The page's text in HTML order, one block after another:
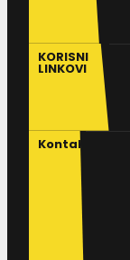
KORISNI
LINKOVI
Kontakt